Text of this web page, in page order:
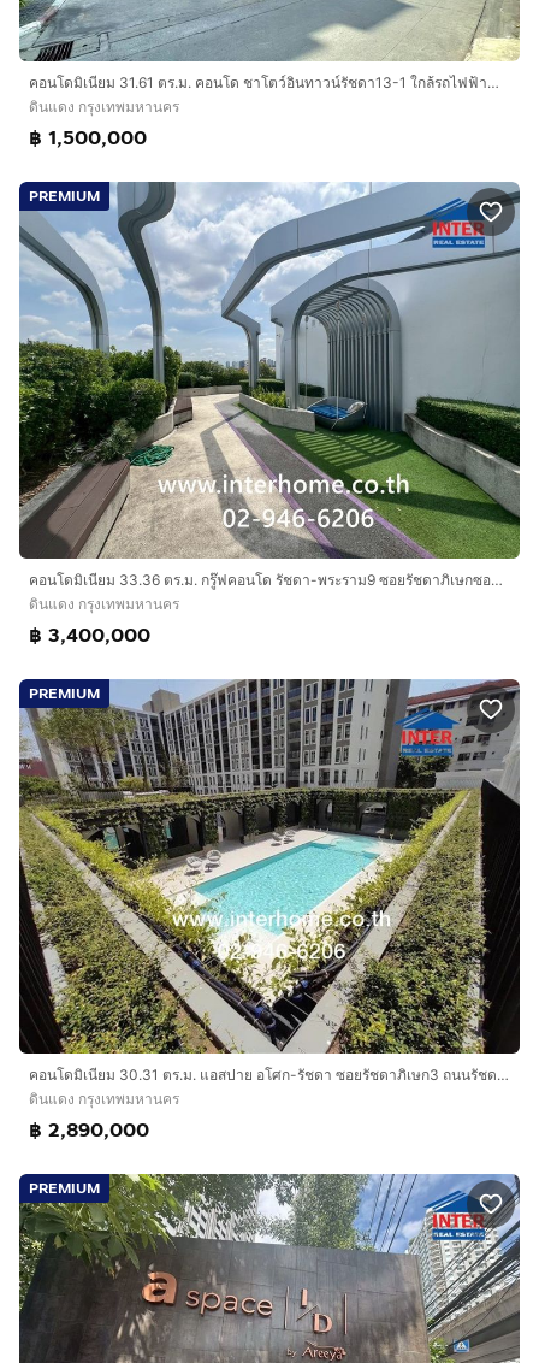
คอนโดมิเนียม 31.61 ตร.ม. คอนโด ชาโตว์อินทาวน์รัชดา13-1 ใกล้รถไฟฟ้าMRTสายสีน้ำเงิน สถานีห้วยขวางซอยรัชดาภิเษก13-1 ถนนรัชดาภิเษก เขตดินแดง
ดินแดง กรุงเทพมหานคร
฿ 1,500,000
PREMIUM
คอนโดมิเนียม 33.36 ตร.ม. กรู๊ฟคอนโด รัชดา-พระราม9 ซอยรัชดาภิเษกซอย3 ถนนอโศก-ดินแดง ถนนรัชดาภิเษก เขตดินแดง กรุงเทพมหานคร
ดินแดง กรุงเทพมหานคร
฿ 3,400,000
PREMIUM
คอนโดมิเนียม 30.31 ตร.ม. แอสปาย อโศก-รัชดา ซอยรัชดาภิเษก3 ถนนรัชดาภิเษก ถนนอโศก-ดินแดง เขตดินแดง กรุงเทพมหานคร
ดินแดง กรุงเทพมหานคร
฿ 2,890,000
PREMIUM